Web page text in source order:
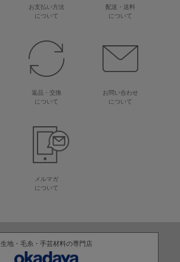
お支払い方法
について
配送・送料
について
返品・交換
について
お問い合わせ
について
メルマガ
について
生地・毛糸・手芸材料の専門店